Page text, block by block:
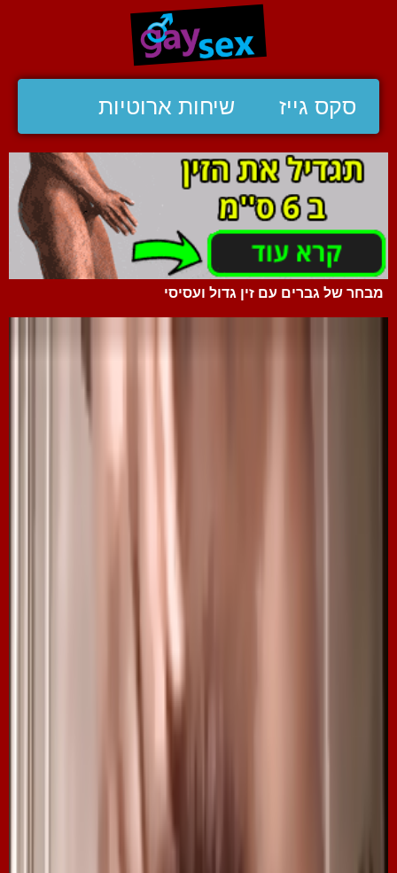
סקס גייז שיחות ארוטיות
מבחר של גברים עם זין גדול ועסיסי